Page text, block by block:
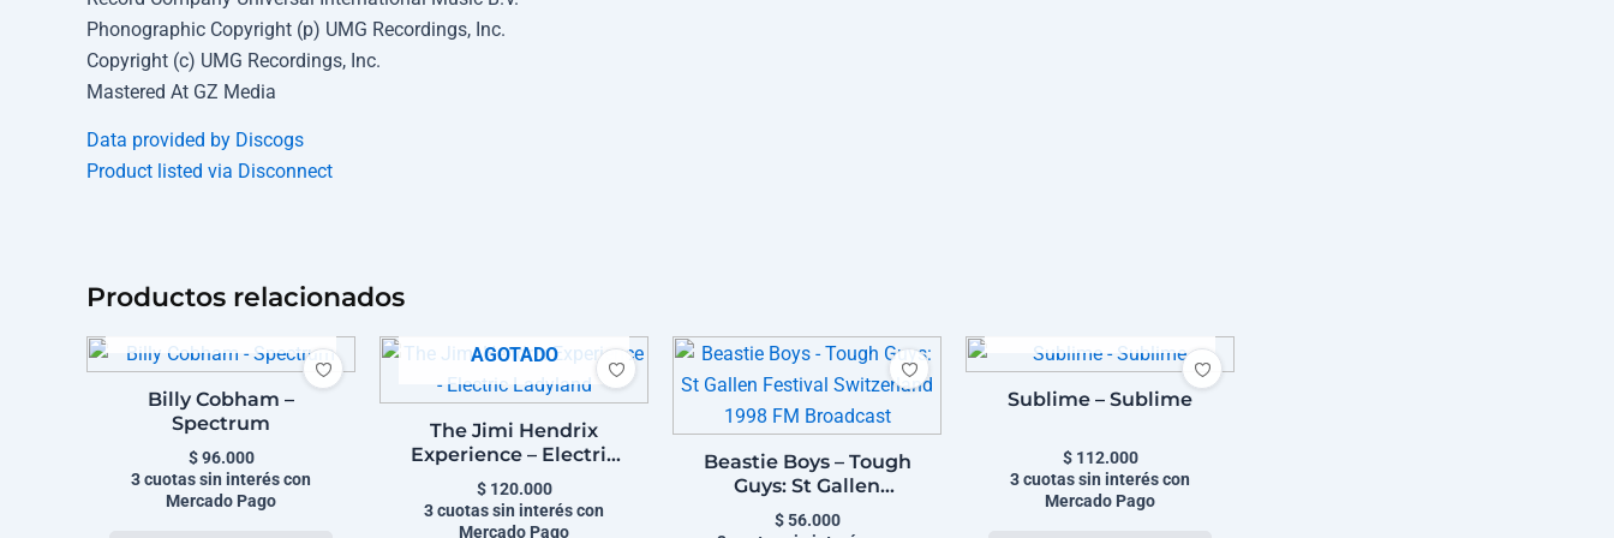
Phonographic Copyright (p) UMG Recordings, Inc.
Copyright (c) UMG Recordings, Inc.
Mastered At GZ Media
Data provided by Discogs
Product listed via Disconnect
Productos relacionados
Billy Cobham –
Spectrum
$96.000
3 cuotas sin interés con
Mercado Pago
AGOTADO
The Jimi Hendrix
Experience – Electric
Ladyland
$120.000
3 cuotas sin interés con
Mercado Pago
Beastie Boys – Tough
Guys: St Gallen
Festival Switzerland
$56.000
Sublime – Sublime
$112.000
3 cuotas sin interés con
Mercado Pago